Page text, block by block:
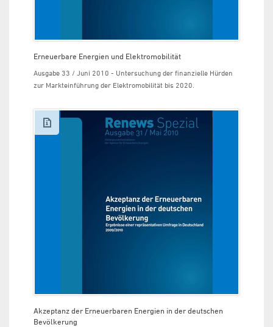
Erneuerbare Energien und Elektromobilität
Ausgabe 33 / Juni 2010 - Untersuchung der finanzielle Hürden
zur Markteinführung der Elektromobilität bis 2020.
Akzeptanz der Erneuerbaren Energien in der deutschen
Bevölkerung